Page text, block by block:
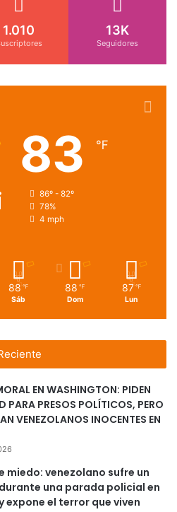
1.010 13K
Seguidores
83 ℉
86º - 82º
78%
4 mph
88 ℉
Sáb
88 ℉
Dom
87 ℉
Lun
EN WASHINGTON: PIDEN
PARA PRESOS POLÍTICOS, PERO
VENEZOLANOS INOCENTES EN
miedo: venezolano sufre un
una parada policial en
expone el terror que viven